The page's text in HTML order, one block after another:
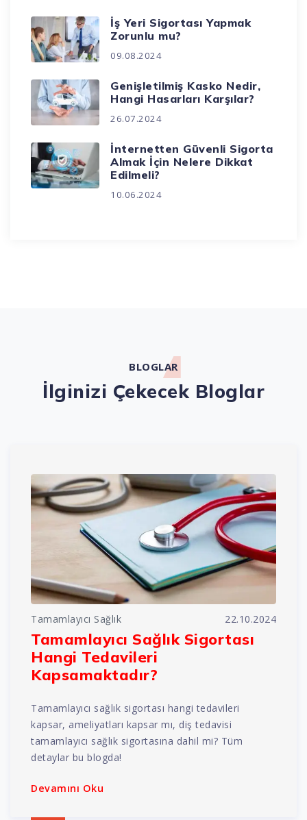
İş Yeri Sigortası Yapmak
Zorunlu mu?
09.08.2024
Genişletilmiş Kasko Nedir,
Hangi Hasarları Karşılar?
26.07.2024
İnternetten Güvenli Sigorta
Almak İçin Nelere Dikkat
Edilmeli?
10.06.2024
BLOGLAR
İlginizi Çekecek Bloglar
Tamamlayıcı Sağlık 22.10.2024
Tamamlayıcı Sağlık Sigortası
Hangi Tedavileri
Kapsamaktadır?
Tamamlayıcı sağlık sigortası hangi tedavileri
kapsar, ameliyatları kapsar mı, diş tedavisi
tamamlayıcı sağlık sigortasına dahil mi? Tüm
detaylar bu blogda!
Devamını Oku